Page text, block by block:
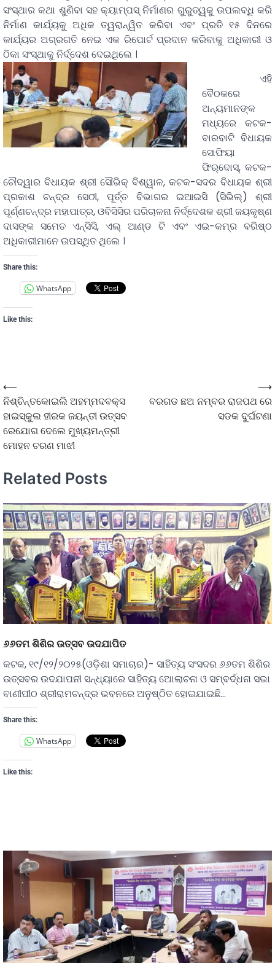
ସଂସ୍ଥାର କଥା ଶୁଣିବା ସହ କ୍ୟାମ୍ପସ୍‌ ନିର୍ମାଣର ଗୁରୁତ୍ୱକୁ ଉପଲବ୍ଧି କରି
ନିର୍ମାଣ କାର୍ଯ୍ୟକୁ ଅଧିକ ତ୍ୱରାନ୍ୱିତ କରିବା ଏବଂ ପ୍ରତି ୧୫ ଦିନରେ
କାର୍ଯ୍ୟର ଅଗ୍ରଗତି ନେଇ ଏକ ରିପୋର୍ଟ ପ୍ରଦାନ କରିବାକୁ ଅଧିକାରୀ ଓ
ଠିକା ସଂସ୍ଥାକୁ ନିର୍ଦ୍ଦେଶ ଦେଇଥିଲେ ।
ଏହି
ବୈଠକରେ
ଅନ୍ୟମାନଙ୍କ
ମଧ୍ୟରେ କଟକ-
ବାରବାଟି ବିଧାୟକ
ସୋଫିୟା
ଫିର୍‌ଦୋସ୍‌, କଟକ-
ଚୌଦ୍ୱାର ବିଧାୟକ ଶ୍ରୀ ସୌଭିକ୍‌ ବିଶ୍ୱାଳ, କଟକ-ସଦର ବିଧାୟକ ଶ୍ରୀ
ପ୍ରକାଶ ଚନ୍ଦ୍ର ସେଠୀ, ପୂର୍ତ୍ତ ବିଭାଗର ଇଆଇସି (ସିଭିଲ୍‌) ଶ୍ରୀ
ପୂର୍ଣ୍ଣଚନ୍ଦ୍ର ମହାପାତ୍ର, ଓବିସିସିର ପରିଚାଳନା ନିର୍ଦ୍ଦେଶକ ଶ୍ରୀ ଜୟକୃଷ୍ଣ
ଦାସଙ୍କ ସମେତ ଏନ୍‌ସିସି, ଏଲ୍‌ ଆଣ୍ଡ ଟି ଏବଂ ଏଇ-କମ୍‌ର ବରିଷ୍ଠ
ଅଧିକାରୀମାନେ ଉପସ୍ଥିତ ଥିଲେ ।
Share this:
WhatsApp
Like this:
⟵
ନିଶ୍ଚିନ୍ତକୋଇଲି ଅହମ୍ମଦବକ୍ସ
ହାଇସ୍କୁଲ ହୀରକ ଜୟନ୍ତୀ ଉତ୍ସବ
ରେଯୋଗ ଦେଲେ ମୁଖ୍ୟମନ୍ତ୍ରୀ
ମୋହନ ଚରଣ ମାଝୀ
ବରଗଡ ଛଅ ନମ୍ବର ରାଜପଥ ରେ
ସଡକ ଦୁର୍ଘଟଣା
⟶
Related Posts
୬୬ତମ ଶିଶିର ଉତ୍ସବ ଉଦଯାପିତ
କଟକ, ୧୯/୧୨/୨୦୨୫(ଓଡ଼ିଶା ସମାଚାର)- ସାହିତ୍ୟ ସଂସଦର ୬୬ତମ ଶିଶିର
ଉତ୍ସବର ଉଦଯାପନୀ ସନ୍ଧ୍ୟାରେ ସାହିତ୍ୟ ଅୋଲାଚନା ଓ ସମ୍ବର୍ଦ୍ଧନା ସଭା
ବାଣୀପୀଠ ଶ୍ରୀରାମଚନ୍ଦ୍ର ଭବନରେ ଅନୁଷ୍ଠିତ ହୋଇଯାଇଛି…
Share this:
WhatsApp
Like this: